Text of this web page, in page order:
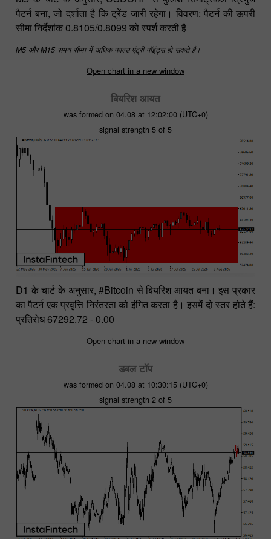
पैटर्न बना, जो दर्शाता है कि ट्रेंड जारी रहेगा। विवरण: पैटर्न की ऊपरी
सीमा निर्देशांक 0.8105/0.8099 को स्पर्श करती है
M5 और M15 समय सीमा में अधिक फाल्स एंट्री पॉइंट्स हो सकते हैं।
Open chart in a new window
बियरिश आयत
was formed on 04.08 at 12:02:00 (UTC+0)
signal strength 5 of 5
D1 के चार्ट के अनुसार, #Bitcoin से बियरिश आयत बना। इस प्रकार
का पैटर्न एक प्रवृत्ति निरंतरता को इंगित करता है। इसमें दो स्तर होते हैं:
प्रतिरोध 67292.72 - 0.00
Open chart in a new window
डबल टॉप
was formed on 04.08 at 10:30:15 (UTC+0)
signal strength 2 of 5